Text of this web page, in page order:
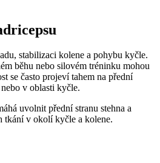
stabilizaci kolene a pohybu kyčle.
běhu nebo silovém tréninku mohou
se často projeví tahem na přední
v oblasti kyčle.
uvolnit přední stranu stehna a
tkání v okolí kyčle a kolene.